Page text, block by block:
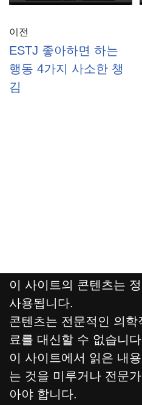
이전
ESTJ 좋아하면 하는
행동 4가지 사소한 챙
김
이 사이트의 콘텐츠는
사용됩니다.
콘텐츠는 전문적인 의학
료를 대신할 수 없습니
이 사이트에서 읽은 내
는 것을 미루거나 전문
아야 합니다.